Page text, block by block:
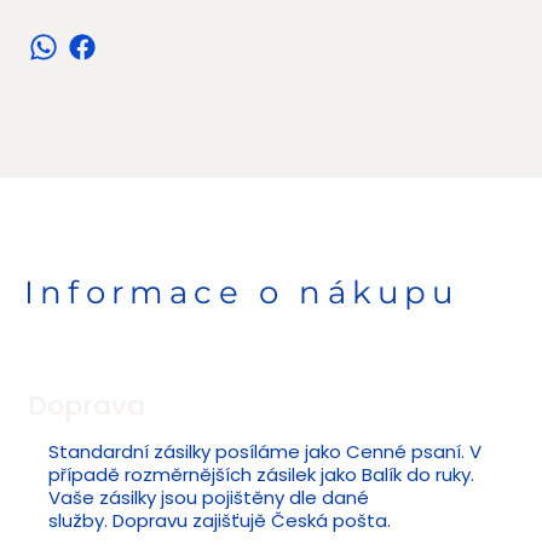
Informace o nákupu
Standardní zásilky posíláme jako Cenné psaní. V
případě rozměrnějších zásilek jako Balík do ruky.
Vaše zásilky jsou pojištěny dle dané
služby. Dopravu zajišťujě Česká pošta.